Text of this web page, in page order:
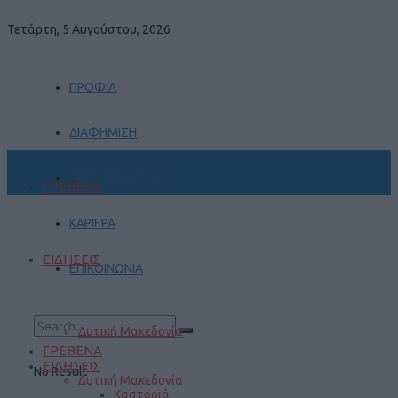
Τετάρτη, 5 Αυγούστου, 2026
ΠΡΟΦΙΛ
ΔΙΑΦΗΜΙΣΗ
ΚΑΡΙΕΡΑ
ΕΠΙΚΟΙΝΩΝΙΑ
No Result
ΓΡΕΒΕΝΑ
ΕΙΔΗΣΕΙΣ
Δυτική Μακεδονία
ΓΡΕΒΕΝΑ
ΕΙΔΗΣΕΙΣ
Δυτική Μακεδονία
Καστοριά